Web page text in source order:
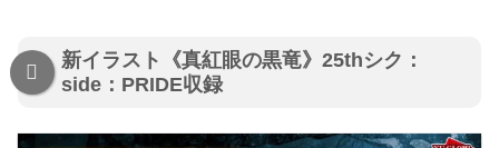
新イラスト《真紅眼の黒竜》25thシク：
side：PRIDE収録